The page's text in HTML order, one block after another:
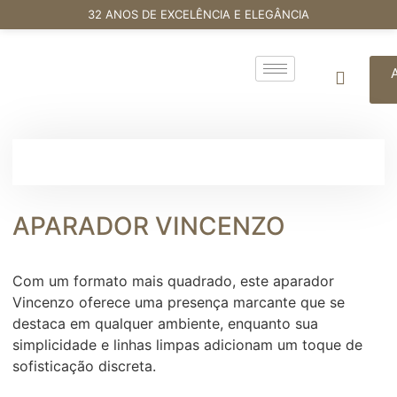
32 ANOS DE EXCELÊNCIA E ELEGÂNCIA
APARADOR VINCENZO
Com um formato mais quadrado, este aparador
Vincenzo oferece uma presença marcante que se
destaca em qualquer ambiente, enquanto sua
simplicidade e linhas limpas adicionam um toque de
sofisticação discreta.